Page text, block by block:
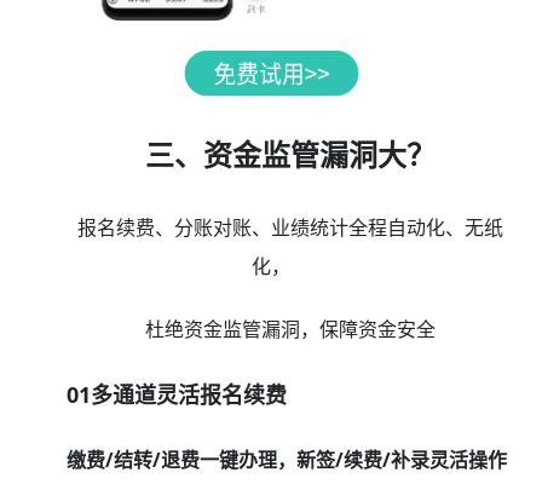
三、资金监管漏洞大？
报名续费、分账对账、业绩统计全程自动化、无纸
化，
杜绝资金监管漏洞，保障资金安全
01多通道灵活报名续费
缴费/结转/退费一键办理，新签/续费/补录灵活操作